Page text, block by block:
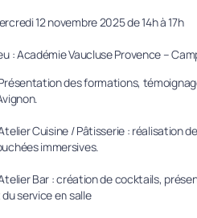
12 novembre 2025 de 14h à 17h
: Académie Vaucluse Provence –
des formations,
Cuisine / Pâtisserie : réalisation
immersives.
Bar : création de cocktails,
service en salle